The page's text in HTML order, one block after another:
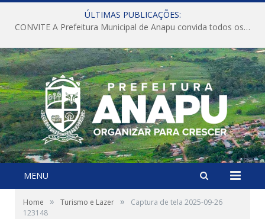
ÚLTIMAS PUBLICAÇÕES:
CONVITE A Prefeitura Municipal de Anapu convida todos os servidores públicos municipais para participarem da Audiência Pública de discussão da Lei de Diretrizes Orçamentárias (LDO), importante instrumento de planejamento das ações e investimentos da Administração Pública para o próximo exercício financeiro.
MENU
Home » Turismo e Lazer »
Captura de tela 2025-09-26
123148